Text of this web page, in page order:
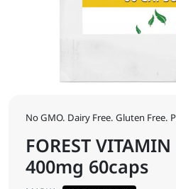
No GMO. Dairy Free. Gluten Free.
FOREST
400mg 60caps